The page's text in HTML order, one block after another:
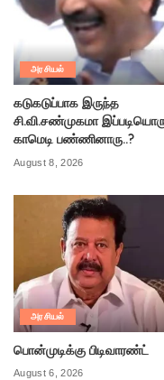
அரசியல்
கடுகடுப்பாக இருந்த
சி.வி.சண்முகமா
காமெடி பண்ணினாரு..?
August 8, 2026
அரசியல்
பொன்முடிக்கு பிடிவாரண்ட்
August 6, 2026